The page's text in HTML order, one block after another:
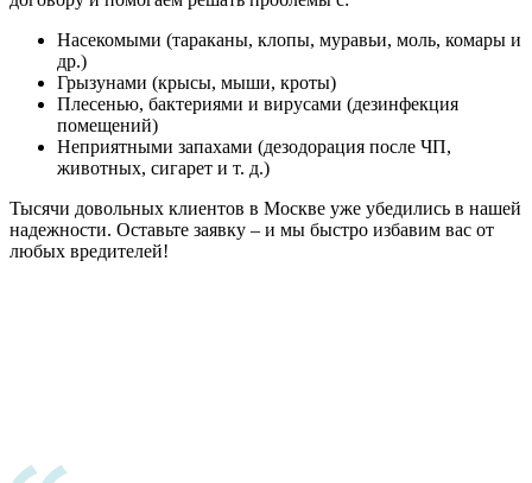
Насекомыми (тараканы, клопы, муравьи, моль, комары и
др.)
Грызунами (крысы, мыши, кроты)
Плесенью, бактериями и вирусами (дезинфекция
помещений)
Неприятными запахами (дезодорация после ЧП,
животных, сигарет и т. д.)
Тысячи довольных клиентов в Москве уже убедились в нашей
надежности. Оставьте заявку – и мы быстро избавим вас от
любых вредителей!